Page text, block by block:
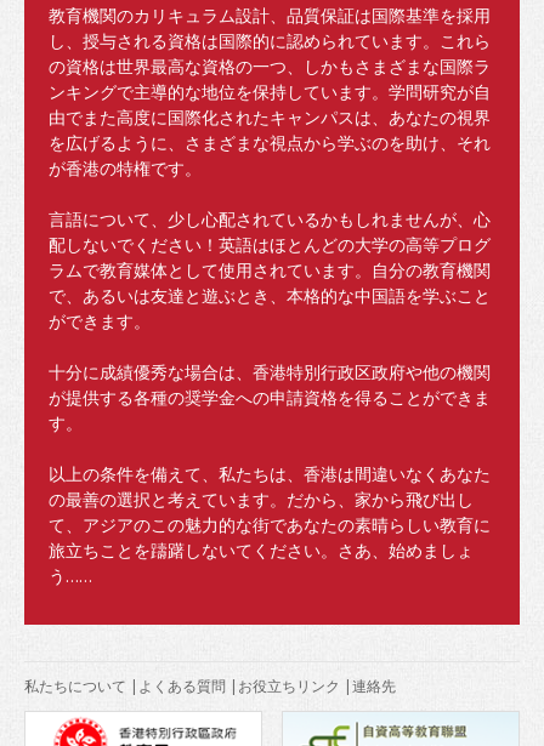
電気通信
交通
地図
学生の声
アジア
オセアニア
ヨーロッパ
アメリカ
アフリカ
香港でのさらなる教育
香港での仕事
教育機関のカリキュラム設計、品質保証は国際基準を採用
し、授与される資格は国際的に認められています。これら
の資格は世界最高な資格の一つ、しかもさまざまな国際ラ
ンキングで主導的な地位を保持しています。学問研究が自
由でまた高度に国際化されたキャンパスは、あなたの視界
を広げるように、さまざまな視点から学ぶのを助け、それ
が香港の特権です。
言語について、少し心配されているかもしれませんが、心
配しないでください！英語はほとんどの大学の高等プログ
ラムで教育媒体として使用されています。自分の教育機関
で、あるいは友達と遊ぶとき、本格的な中国語を学ぶこと
ができます。
十分に成績優秀な場合は、香港特別行政区政府や他の機関
が提供する各種の奨学金への申請資格を得ることができま
す。
以上の条件を備えて、私たちは、香港は間違いなくあなた
の最善の選択と考えています。だから、家から飛び出し
て、アジアのこの魅力的な街であなたの素晴らしい教育に
旅立ちことを躊躇しないてください。さあ、始めましょ
う……
私たちについて | よくある質問 | お役立ちリンク |連絡先